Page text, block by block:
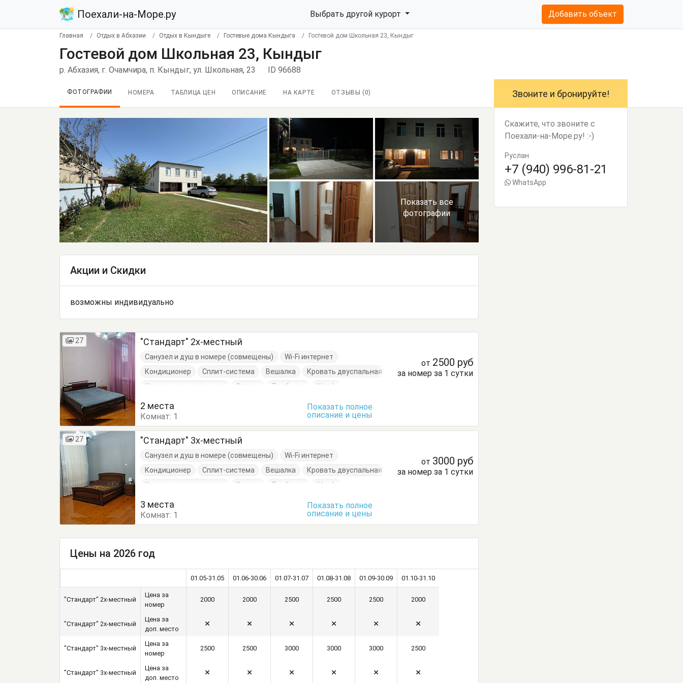
Поехали-на-Море.ру Выбрать другой курорт Добавить объект
Главная Отдых в Абхазии Отдых в Кындыге Гостевые дома Кындыга Гостевой дом Школьная 23, Кындыг
Гостевой дом Школьная 23, Кындыг
р. Абхазия, г. Очамчира, п. Кындыг, ул. Школьная, 23 ID 96688
ФОТОГРАФИИ НОМЕРА ТАБЛИЦА ЦЕН ОПИСАНИЕ НА КАРТЕ ОТЗЫВЫ ( 0)
Показать все
фотографии
Акции и Скидки
возможны индивидуально
27 "Стандарт" 2х-местный
Санузел и душ в номере (совмещены)
Wi-Fi интернет
Кондиционер
Сплит-система Вешалка
Кровать двуспальная
Кровать односпальная
Стулья Тумбочки Шкаф
от 2500 руб
за номер за 1 сутки
2 места
Комнат: 1
Показать полное
описание и цены
27 "Стандарт" 3х-местный
Санузел и душ в номере (совмещены)
Wi-Fi интернет
Кондиционер
Сплит-система Вешалка
Кровать двуспальная
Кровать односпальная
Стулья Тумбочки Шкаф
от 3000 руб
за номер за 1 сутки
3 места
Комнат: 1
Показать полное
описание и цены
Цены на 2026 год
01.05-31.05 01.06-30.06 01.07-31.07 01.08-31.08 01.09-30.09 01.10-31.10
"Стандарт" 2х-местный
Цена за
номер
2000 2000 2500 2500 2500 2000
"Стандарт" 2х-местный
Цена за
доп. место
"Стандарт" 3х-местный
Цена за
номер
2500 2500 3000 3000 3000 2500
"Стандарт" 3х-местный
Цена за
доп. место
Звоните и бронируйте!
Скажите, что звоните с
Поехали-на-Море.ру! :-)
Руслан
+7 (940) 996-81-21
WhatsApp